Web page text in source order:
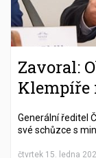
Zavoral:
Klempíře
Generální ředitel
své schůzce s
čtvrtek 15. ledna